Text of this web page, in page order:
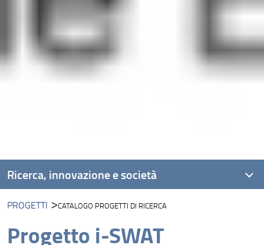
PROGETTI CATALOGO PROGETTI DI RICERCA
Progetto i-SWAT
Ricerca, innovazione e società
Unità di ricerca
Progetti